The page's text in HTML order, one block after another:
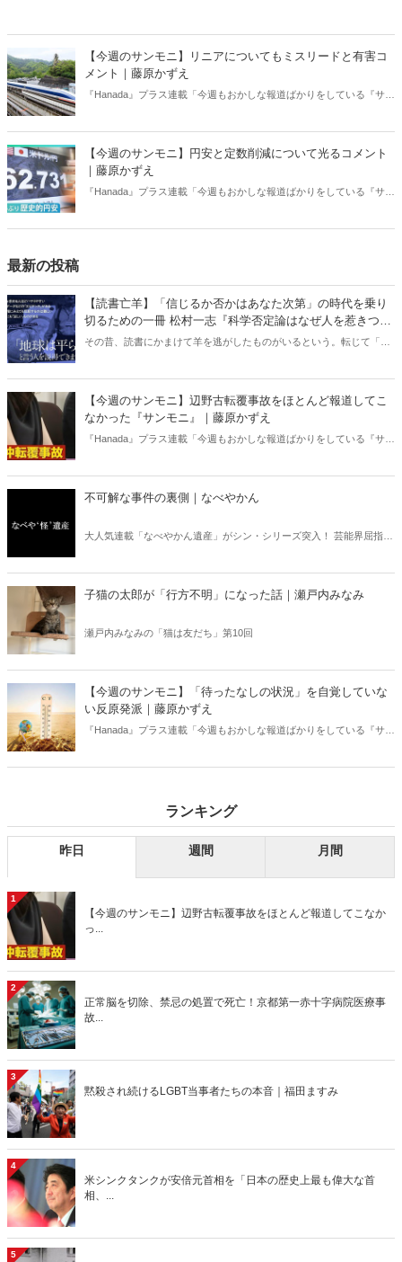
【今週のサンモニ】リニアについてもミスリードと有害コ
メント｜藤原かずえ
『Hanada』プラス連載「今週もおかしな報道ばかりをしている『サン
【今週のサンモニ】円安と定数削減について光るコメント
｜藤原かずえ
『Hanada』プラス連載「今週もおかしな報道ばかりをしている『サン
最新の投稿
【読書亡羊】「信じるか否かはあなた次第」の時代を乗り
切るための一冊 松村一志『科学否定論はなぜ人を惹きつけ
るのか』（ちくま新書）｜梶原麻衣子
その昔、読書にかまけて羊を逃がしたものがいるという。転じて「読
ある。元月刊『Hanada』編集部員のライター・梶原がお送りする時事
書評！
【今週のサンモニ】辺野古転覆事故をほとんど報道してこ
なかった『サンモニ』｜藤原かずえ
『Hanada』プラス連載「今週もおかしな報道ばかりをしている『サン
不可解な事件の裏側｜なべやかん
大人気連載「なべやかん遺産」がシン・シリーズ突入！ 芸能界屈指の
信じるか信じないかは、あなた次第！ 芸能ニュース
子猫の太郎が「行方不明」になった話｜瀬戸内みなみ
瀬戸内みなみの「猫は友だち」第10回
【今週のサンモニ】「待ったなしの状況」を自覚していな
い反原発派｜藤原かずえ
『Hanada』プラス連載「今週もおかしな報道ばかりをしている『サン
ランキング
昨日 週間 月間
1
【今週のサンモニ】辺野古転覆事故をほとんど報道してこなか
っ...
2
正常脳を切除、禁忌の処置で死亡！京都第一赤十字病院医療事
故...
3
黙殺され続けるLGBT当事者たちの本音｜福田ますみ
4
米シンクタンクが安倍元首相を「日本の歴史上最も偉大な首
相、...
5